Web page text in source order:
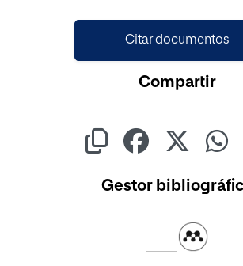
Citar documentos
Compartir
Gestor